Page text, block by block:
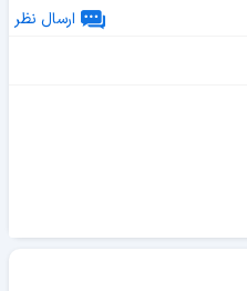
ارسال نظر